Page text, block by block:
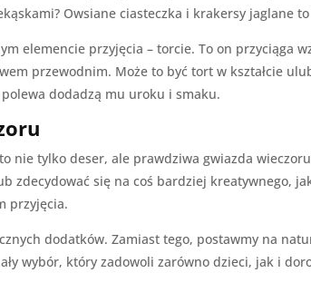
Owsiane ciasteczka i krakersy jaglane
elemencie przyjęcia – torcie. To on
przewodnim. Może to być tort w kształcie
dodadzą mu uroku i smaku.
nie tylko deser, ale prawdziwa gwiazda
zdecydować się na coś bardziej kreatywnego,
przyjęcia.
dodatków. Zamiast tego, postawmy na
wybór, który zadowoli zarówno dzieci, jak i